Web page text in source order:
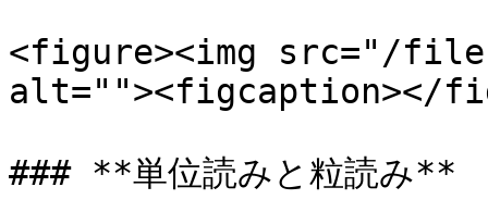
<figure><img src="/files/
alt=""><figcaption></
### **単位読みと粒読み**